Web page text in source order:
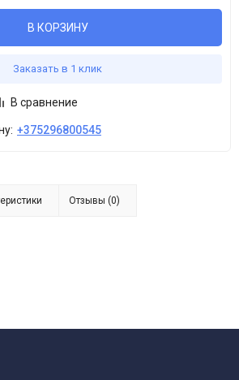
В КОРЗИНУ
Заказать в 1 клик
В сравнение
+375296800545
Отзывы (0)